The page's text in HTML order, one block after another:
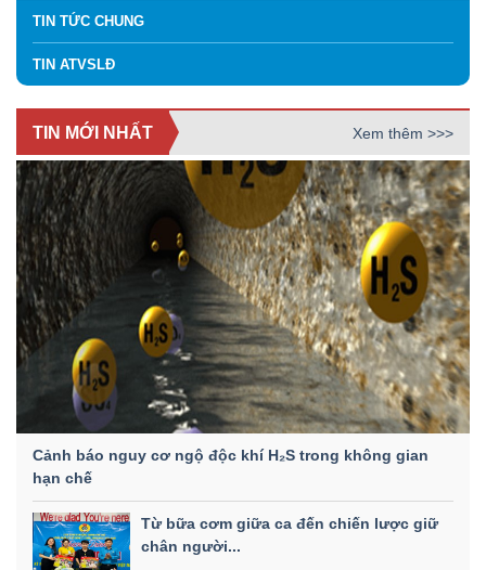
TIN TỨC CHUNG
TIN ATVSLĐ
TIN MỚI NHẤT Xem thêm >>>
Cảnh báo nguy cơ ngộ độc khí H₂S trong không gian
hạn chế
Từ bữa cơm giữa ca đến chiến lược giữ
chân người...